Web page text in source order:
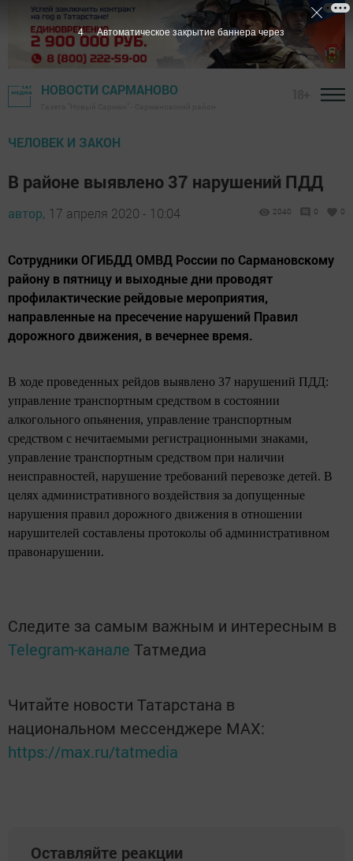
НОВОСТИ САРМАНОВО
ЧЕЛОВЕК И ЗАКОН
В районе выявлено 37 нарушений ПДД
автор, 17 апреля 2020 - 10:04 2040 0 0
Сотрудники ОГИБДД ОМВД России по Сармановскому
району в пятницу и выходные дни проводят
профилактические рейдовые мероприятия,
направленные на пресечение нарушений Правил
дорожного движения, в вечернее время.
В ходе проведенных рейдов выявлено 37 нарушений ПДД:
управление транспортным средством в состоянии
алкогольного опьянения, управление транспортным
средством с нечитаемыми регистрационными знаками,
управление транспортным средством при наличии
неисправностей, нарушение требований перевозке детей. В
целях административного воздействия за допущенные
нарушения правил дорожного движения в отношении
нарушителей составлены протоколы об административном
правонарушении.
Следите за самым важным и интересным в
Telegram-канале Татмедиа
Читайте новости Татарстана в
национальном мессенджере MАХ:
https://max.ru/tatmedia
Оставляйте реакции
3 Автоматическое закрытие баннера через